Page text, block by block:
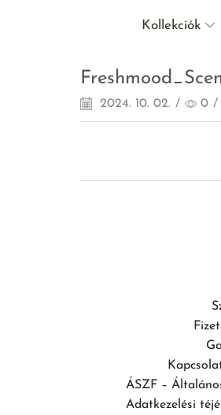
Kollekciók
2024. 10. 02. / 0 /
ÁSZF –
Adatkezelési